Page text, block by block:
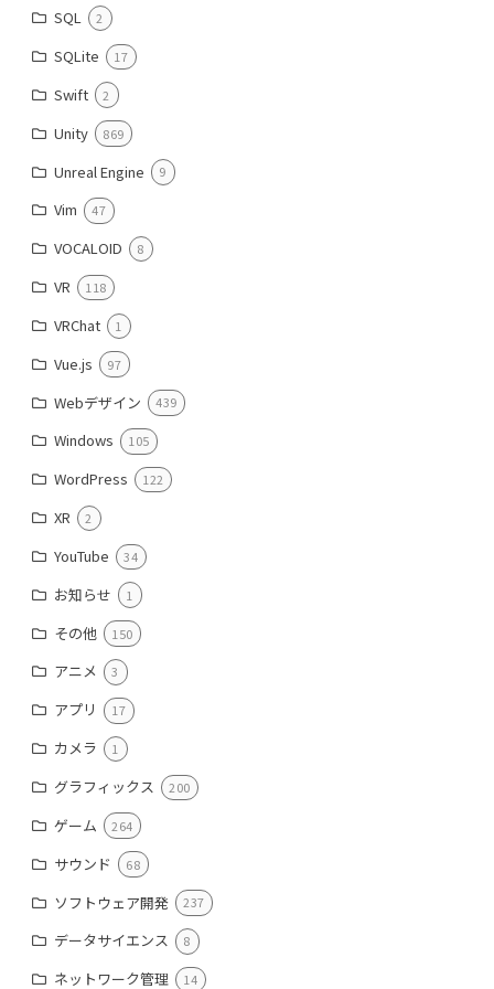
SQL 2
SQLite 17
Swift 2
Unity 869
Unreal Engine 9
Vim 47
VOCALOID 8
VR 118
VRChat 1
Vue.js 97
Webデザイン 439
Windows 105
WordPress 122
XR 2
YouTube 34
お知らせ 1
その他 150
アニメ 3
アプリ 17
カメラ 1
グラフィックス 200
ゲーム 264
サウンド 68
ソフトウェア開発 237
データサイエンス 8
ネットワーク管理 14